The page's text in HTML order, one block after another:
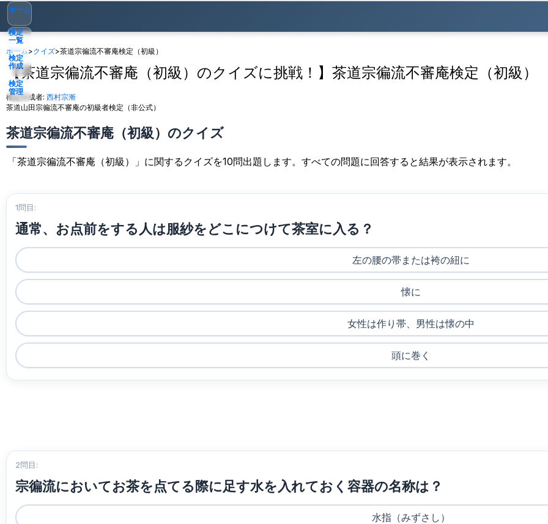
ホーム
検定
一覧
検定
作成
検定
管理
ゲスト
ホーム>クイズ>茶道宗徧流不審庵検定（初級）
【茶道宗徧流不審庵（初級）のクイズに挑戦！】茶道宗徧流不審庵検定（初級）
検定作成者: 西村宗漸
茶道山田宗徧流不審庵の初級者検定（非公式）
茶道宗徧流不審庵（初級）のクイズ
「茶道宗徧流不審庵（初級）」に関するクイズを10問出題します。すべての問題に回答すると結果が表示されます。
1問目:
通常、お点前をする人は服紗をどこにつけて茶室に入る？
左の腰の帯または袴の紐に
懐に
女性は作り帯、男性は懐の中
頭に巻く
2問目:
宗徧流においてお茶を点てる際に足す水を入れておく容器の名称は？
水指（みずさし）